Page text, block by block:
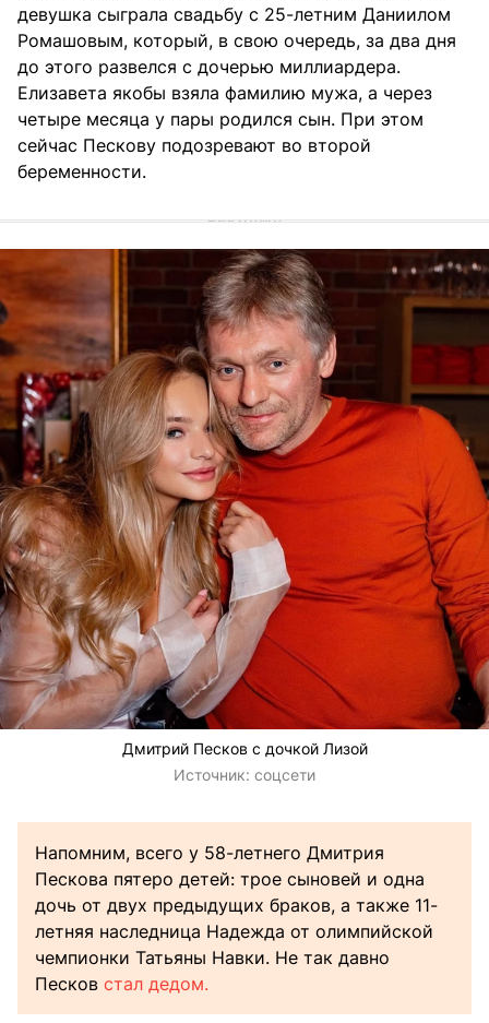
девушка сыграла свадьбу с 25-летним Даниилом
Ромашовым, который, в свою очередь, за два дня
до этого развелся с дочерью миллиардера.
Елизавета якобы взяла фамилию мужа, а через
четыре месяца у пары родился сын. При этом
сейчас Пескову подозревают во второй
беременности.
Дмитрий Песков с дочкой Лизой
Источник: соцсети
Напомним, всего у 58-летнего Дмитрия
Пескова пятеро детей: трое сыновей и одна
дочь от двух предыдущих браков, а также 11-
летняя наследница Надежда от олимпийской
чемпионки Татьяны Навки. Не так давно
Песков стал дедом.